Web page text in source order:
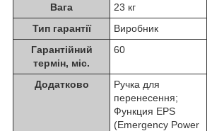
Вага
23 кг
Тип гарантії
Виробник
Гарантійний
термін, міс.
60
Додатково
Ручка для
перенесення;
Функция EPS
(Emergency Power